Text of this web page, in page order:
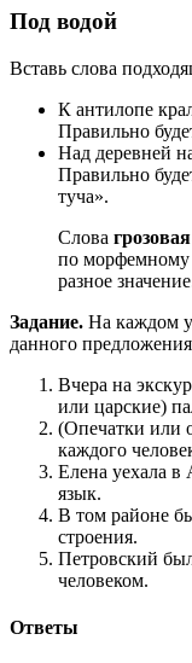
Под водой
Вставь слова
К антилопе
Правильно
Над деревней
Правильно
туча».
Слова грозовая
по морфемному
разное
Задание. На каждом
данного
Вчера на
или царские)
(Опечатки или
каждого
Елена уехала в
язык.
В том районе
строения.
Петровский
человеком.
Ответы